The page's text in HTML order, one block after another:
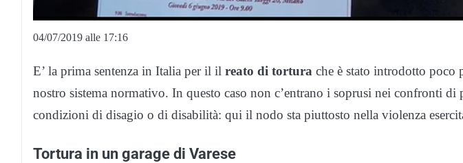
04/07/2019 alle 17:16
E’ la prima sentenza in Italia per il il reato di tortura che è stato introdotto poco
nostro sistema normativo. In questo caso non c’entrano i soprusi nei confronti
condizioni di disagio o di disabilità: qui il nodo sta piuttosto nella violenza
Tortura in un garage di Varese